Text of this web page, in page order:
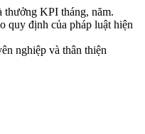
thưởng KPI tháng, năm.
quy định của pháp luật hiện
nghiệp và thân thiện